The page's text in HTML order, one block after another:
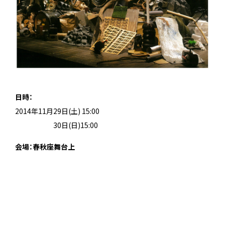
日時：
2014年11月29日(土) 15:00
30日(日)15:00
会場：春秋座舞台上